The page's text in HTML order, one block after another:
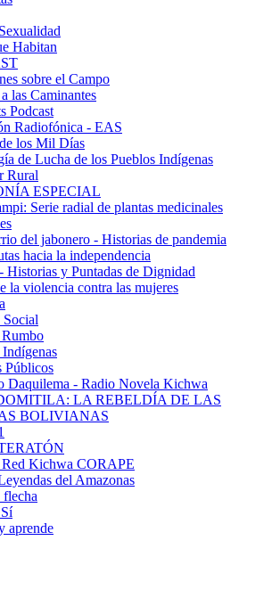
Habitan
sobre el Campo
las Caminantes
Podcast
Radiofónica - EAS
los Mil Días
de Lucha de los Pueblos Indígenas
Rural
ESPECIAL
Serie radial de plantas medicinales
del jabonero - Historias de pandemia
hacia la independencia
Historias y Puntadas de Dignidad
la violencia contra las mujeres
Públicos
Daquilema - Radio Novela Kichwa
LA REBELDÍA DE LAS
BOLIVIANAS
Red Kichwa CORAPE
del Amazonas
flecha
aprende